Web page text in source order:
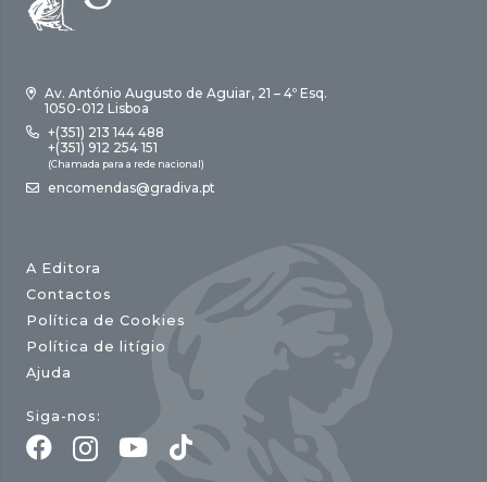
Av. António Augusto de Aguiar, 21 – 4º Esq.
1050-012 Lisboa
+(351) 213 144 488
+(351) 912 254 151
(Chamada para a rede nacional)
encomendas@gradiva.pt
A Editora
Contactos
Política de Cookies
Política de litígio
Ajuda
Siga-nos: